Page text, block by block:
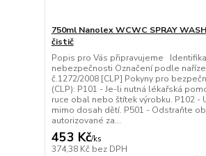
750ml Nanolex WCWC SPRAY
čistič
Popis pro Vás připravujeme
nebezpečnosti Označení podle
č.1272/2008 [CLP] Pokyny pro
(CLP): P101 - Je-li nutná lékařská
ruce obal nebo štítek výrobku. P102 -
mimo dosah dětí. P501 - Odstraňte
autorizované za...
453 Kč/ks
374,38 Kč bez DPH